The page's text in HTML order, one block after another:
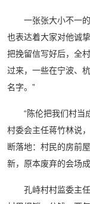
一张张大小不一
也表达着大家对他诚
把挽留信写好后，全
过来，一些在宁波、
名字。”
“陈伦把我们村当
村委会主任蒋竹林说
断落地：村民的房前
新，原本废弃的会场
孔峙村村监委主